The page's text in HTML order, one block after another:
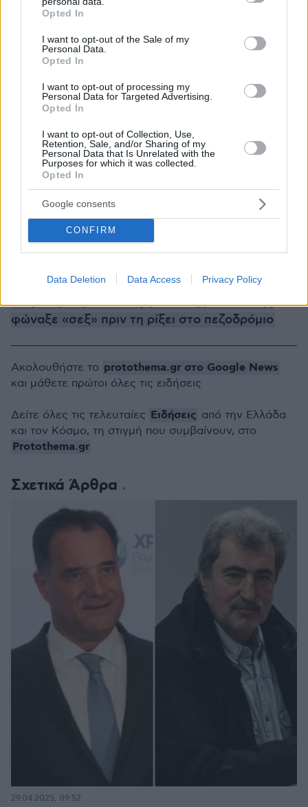
grant or deny consent to Google and its third-party tags to
use your data for below specified purposes in below Google
consent section.
Opted In
I want to opt-out of the Sale of my
Personal Data.
Opted In
I want to opt-out of processing my
Personal Data for Targeted Advertising.
Opted In
I want to opt-out of Collection, Use,
Retention, Sale, and/or Sharing of my
Personal Data that Is Unrelated with the
Purposes for which it was collected.
Opted In
Google consents
CONFIRM
Data Deletion Data Access Privacy Policy
Ειδήσεις σήμερα:
Γιατί λείπουν και δεν βγαίνουν για αγορά ή
ενοικίαση 250.000 σπίτια σε Αττική και
περιφέρεια
Το «Καλημέρα Ελλάδα» με τον Γιώργο
Παπαδάκη ρίχνει αυλαία - Οι στιγμές που
Βίντεο: Η στιγμή που Σύρος επιτίθεται σε
22χρονη στη Σόλωνος για να τη βιάσει - Της
φώναξε «σεξ» πριν τη ρίξει στο πεζοδρόμιο
Σχετικά Άρθρα
29.04.2025, 09:52
Ακολουθήστε το protothema.gr στο Google News
και μάθετε πρώτοι όλες τις ειδήσεις
Δείτε όλες τις τελευταίες Ειδήσεις από την Ελλάδα
και τον Κόσμο, τη στιγμή που συμβαίνουν, στο
Protothema.gr